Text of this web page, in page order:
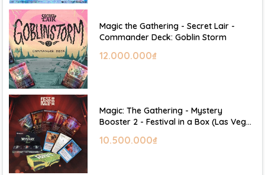
Magic the Gathering - Secret Lair -
Commander Deck: Goblin Storm
12.000.000₫
Magic: The Gathering - Mystery
Booster 2 - Festival in a Box (Las Vegas
10.500.000₫